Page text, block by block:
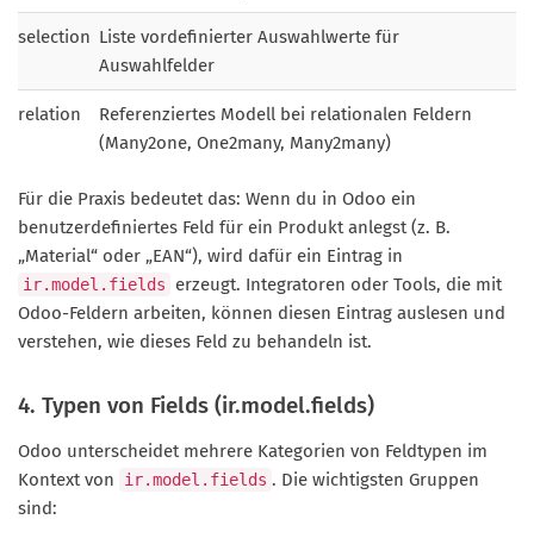
selection Liste vordefinierter Auswahlwerte für
Auswahlfelder
relation
Referenziertes Modell bei relationalen Feldern
(Many2one, One2many, Many2many)
Für die Praxis bedeutet das: Wenn du in Odoo ein
benutzerdefiniertes Feld für ein Produkt anlegst (z. B.
„Material“ oder „EAN“), wird dafür ein Eintrag in
ir.model.fields
erzeugt. Integratoren oder Tools, die mit
Odoo-Feldern arbeiten, können diesen Eintrag auslesen und
verstehen, wie dieses Feld zu behandeln ist.
4. Typen von Fields (ir.model.fields)
Odoo unterscheidet mehrere Kategorien von Feldtypen im
Kontext von
ir.model.fields . Die wichtigsten Gruppen
sind: